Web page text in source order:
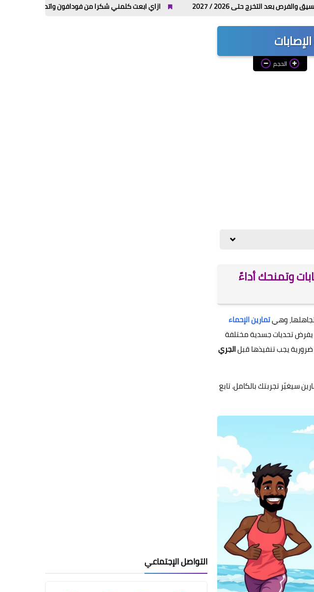
حتى 2026 / 2027 ازاي ابعت كلمني شكرا من فودافون واتصالات وأورنج و WE؟ كل الأكواد في مكان واحد
الحجم
وتمنحك أداءً
وهيتمارين الإحماء
يفرض تحديات جسدية مختلفة
ضرورية يجب تنفيذها قبلالجري
سيغيّر تجربتك بالكامل. تابع
التواصل الإجتماعي